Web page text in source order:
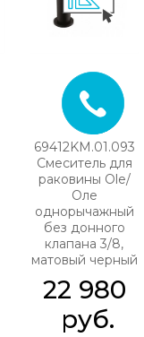
69412KM.01.093
Смеситель для
раковины Ole/
Оле
однорычажный
без донного
клапана 3/8,
матовый черный
22 980
руб.